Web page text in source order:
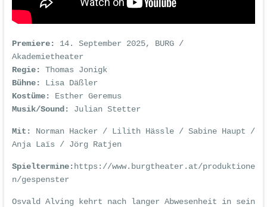
Premiere:
14. September 2025, BURG /
Akademietheater
Regie:
Thomas Jonigk
Bühne:
Lisa Däßler
Kostüme: Esther Geremus
Musik/Sound: Julian Stetter
Mit: Norman Hacker / Lilith Hässle / Sabine Haupt /
Anja Laïs / Jörg Ratjen
Spieltermine: https://www.burgtheater.at/produktione
n/gespenster
Osvald Alving kehrt nach langer Abwesenheit in sein